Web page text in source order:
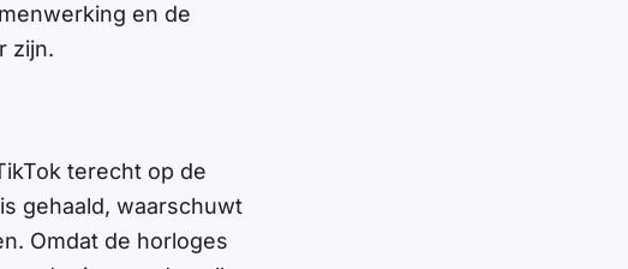
en de
zijn.
terecht op de
gehaald, waarschuwt
Omdat de horloges